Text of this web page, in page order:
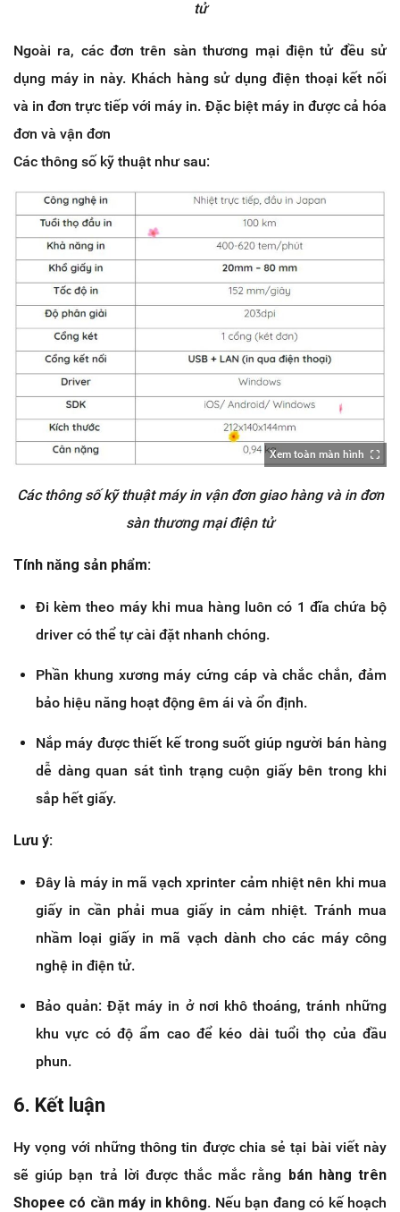
tử
Ngoài ra, các đơn trên sàn thương mại điện tử đều sử
dụng máy in này. Khách hàng sử dụng điện thoại kết nối
và in đơn trực tiếp với máy in. Đặc biệt máy in được cả hóa
đơn và vận đơn
Các thông số kỹ thuật như sau:
Xem toàn màn hình
Các thông số kỹ thuật máy in vận đơn giao hàng và in đơn
sàn thương mại điện tử
Tính năng sản phẩm:
Đi kèm theo máy khi mua hàng luôn có 1 đĩa chứa bộ
driver có thể tự cài đặt nhanh chóng.
Phần khung xương máy cứng cáp và chắc chắn, đảm
bảo hiệu năng hoạt động êm ái và ổn định.
Nắp máy được thiết kế trong suốt giúp người bán hàng
dễ dàng quan sát tình trạng cuộn giấy bên trong khi
sắp hết giấy.
Lưu ý:
Đây là máy in mã vạch xprinter cảm nhiệt nên khi mua
giấy in cần phải mua giấy in cảm nhiệt. Tránh mua
nhầm loại giấy in mã vạch dành cho các máy công
nghệ in điện tử.
Bảo quản: Đặt máy in ở nơi khô thoáng, tránh những
khu vực có độ ẩm cao để kéo dài tuổi thọ của đầu
phun.
6. Kết luận
Hy vọng với những thông tin được chia sẻ tại bài viết này
sẽ giúp bạn trả lời được thắc mắc rằng bán hàng trên
Shopee có cần máy in không. Nếu bạn đang có kế hoạch